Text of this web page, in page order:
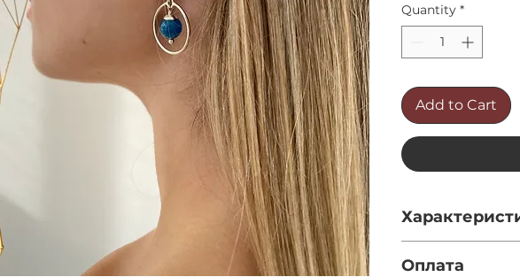
Quantity *
Add to Cart
Діаметр каміння -
Оплата